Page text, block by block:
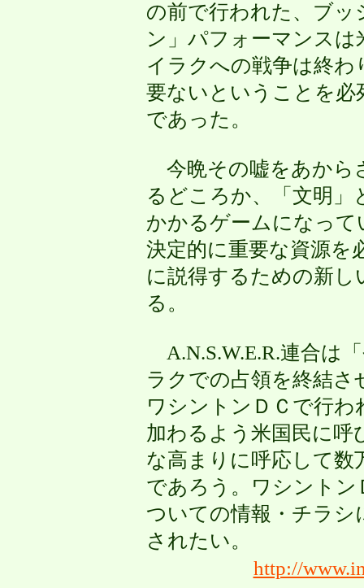
の前で行われた、ブ
ン」パフォーマンスは
イラクへの戦争は終
要ないということを
であった。
今晩その嘘をあから
るどころか、「文明」
かかるゲームになっ
決定的に重要な資源を
に説得するための新
る。
A.N.S.W.E.R.連合は
ラクでの占領を終結さ
ワシントンＤＣで行
加わるよう米国民に呼
な高まりに呼応して数
であろう。ワシントン
ついての情報・チラ
されたい。
http://